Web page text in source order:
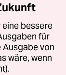
eine bessere
für
Ausgabe von
wäre, wenn